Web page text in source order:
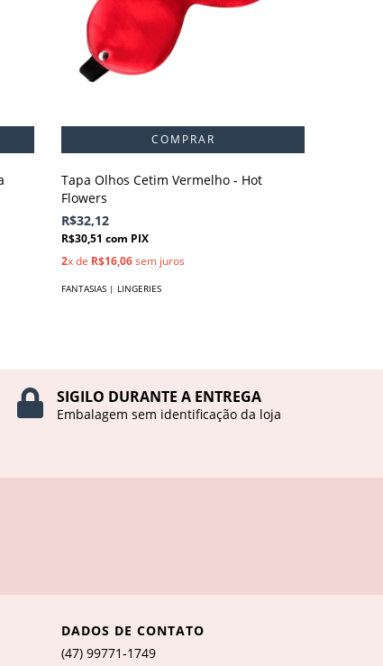
Tapa Olhos Cetim Vermelho - Hot
Flowers
R$32,12
R$30,51 com PIX
2x de R$16,06sem juros
FANTASIAS | LINGERIES
SIGILO DURANTE A ENTREGA
Embalagem sem identificação da loja
DADOS DE CONTATO
(47) 99771-1749